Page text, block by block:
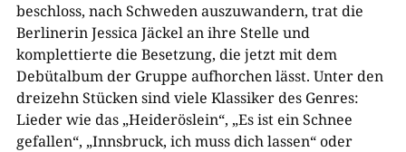
beschloss, nach Schweden auszuwandern, trat die
Berlinerin Jessica Jäckel an ihre Stelle und
komplettierte die Besetzung, die jetzt mit dem
Debütalbum der Gruppe aufhorchen lässt. Unter den
dreizehn Stücken sind viele Klassiker des Genres:
Lieder wie das „Heideröslein“, „Es ist ein Schnee
gefallen“, „Innsbruck, ich muss dich lassen“ oder